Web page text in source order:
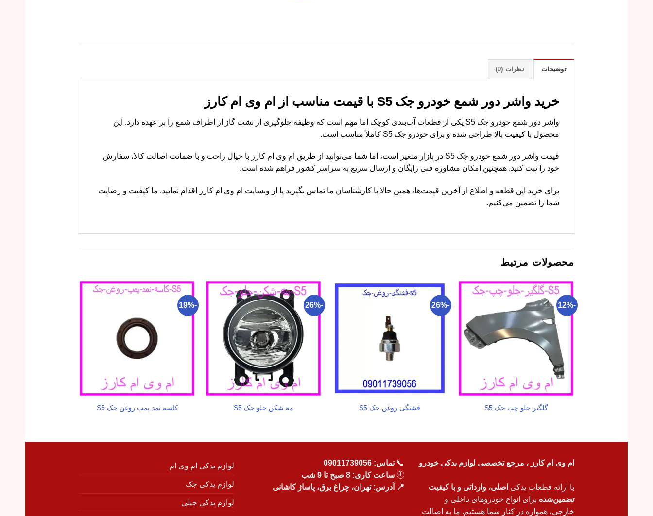
توضیحات نظرات (0)
خرید واشر دور شمع خودرو جک S5 با قیمت مناسب از ام وی ام کارز
واشر دور شمع خودرو جک S5 یکی از قطعات آب‌بندی کوچک اما مهم است که وظیفه جلوگیری از نشت گاز از اطراف شمع را بر عهده دارد. این
محصول با کیفیت بالا طراحی شده و برای خودرو جک S5 کاملاً مناسب است.
قیمت واشر دور شمع خودرو جک S5 در بازار متغیر است، اما شما می‌توانید از طریق ام وی ام کارز با خیال راحت و با ضمانت اصالت کالا، سفارش
خود را ثبت کنید. همچنین امکان مشاوره فنی رایگان و ارسال سریع به سراسر کشور فراهم شده است.
برای خرید این قطعه و اطلاع از آخرین قیمت‌ها، همین حالا با کارشناسان ما تماس بگیرید یا از وبسایت ام وی ام کارز اقدام نمایید. ما کیفیت و رضایت
شما را تضمین می‌کنیم.
محصولات مرتبط
-12%
گلگیر جلو چپ جک S5
-26%
فشنگی روغن جک S5
-26%
مه شکن جلو جک S5
-19%
کاسه نمد پمپ روغن جک S5
ام وی ام کارز ، مرجع تخصصی لوازم یدکی خودرو
با ارائه قطعات یدکی اصلی، وارداتی و با کیفیت
تضمین‌شده برای انواع خودروهای داخلی و
خارجی، همواره در کنار شما هستیم. ما به اصالت
📞تماس: 09011739056
🕘 ساعت کاری: 8 صبح تا 9 شب
📍 آدرس: تهران، چراغ برق، پاساژ کاشانی
لوازم یدکی ام وی ام
لوازم یدکی جک
لوازم یدکی جیلی